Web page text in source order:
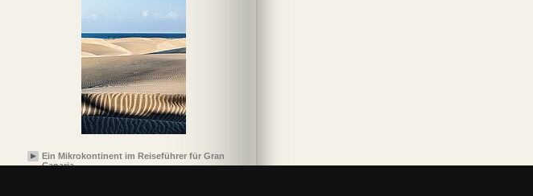
Ein Mikrokontinent im Reiseführer für Gran
Canaria